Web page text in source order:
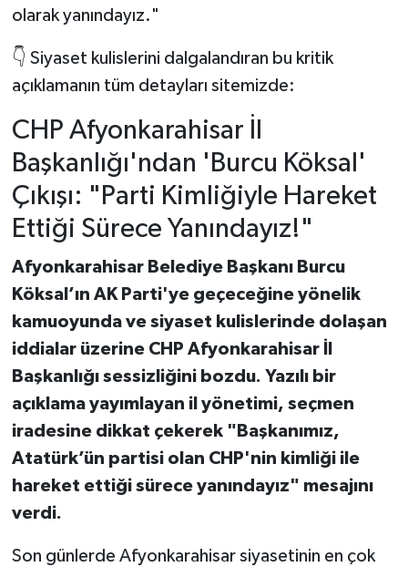
olarak yanındayız."
👇 Siyaset kulislerini dalgalandıran bu kritik
açıklamanın tüm detayları sitemizde:
CHP Afyonkarahisar İl
Başkanlığı'ndan 'Burcu Köksal'
Çıkışı: "Parti Kimliğiyle Hareket
Ettiği Sürece Yanındayız!"
Afyonkarahisar Belediye Başkanı Burcu
Köksal’ın AK Parti'ye geçeceğine yönelik
kamuoyunda ve siyaset kulislerinde dolaşan
iddialar üzerine CHP Afyonkarahisar İl
Başkanlığı sessizliğini bozdu. Yazılı bir
açıklama yayımlayan il yönetimi, seçmen
iradesine dikkat çekerek "Başkanımız,
Atatürk’ün partisi olan CHP'nin kimliği ile
hareket ettiği sürece yanındayız" mesajını
verdi.
Son günlerde Afyonkarahisar siyasetinin en çok